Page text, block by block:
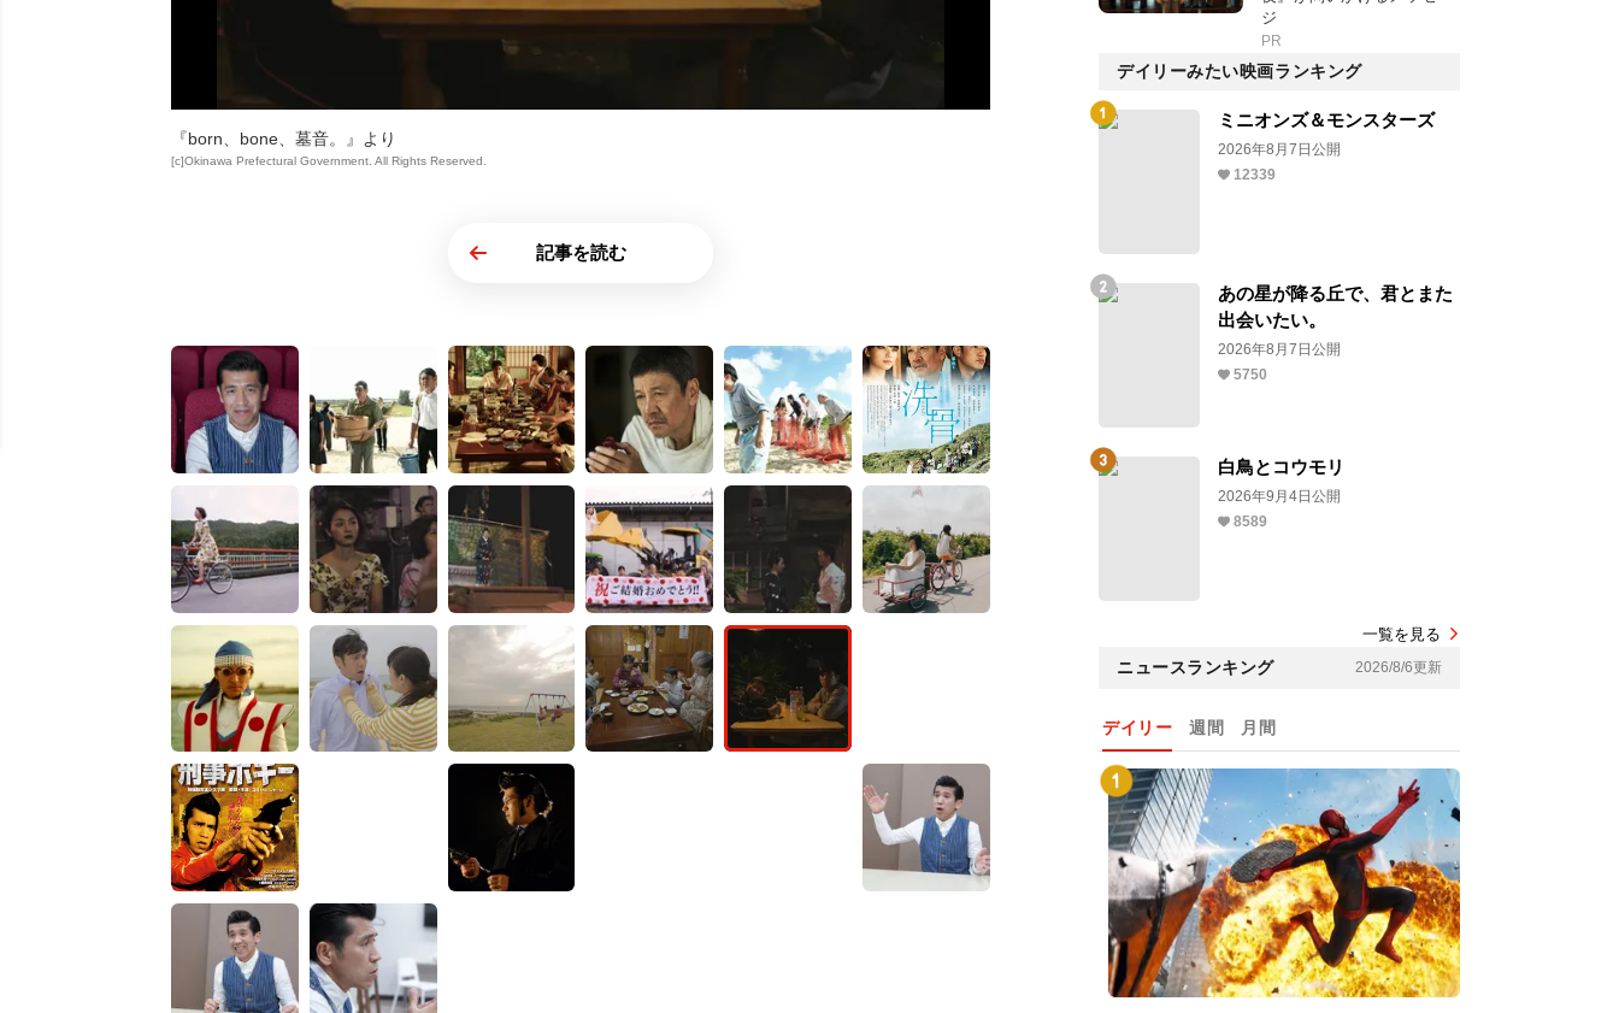
『born、bone、墓音。』より
[c]Okinawa Prefectural Government. All Rights Reserved.
記事を読む
ジ
PR
デイリーみたい映画ランキング
ミニオンズ＆モンスターズ
2026年8月7日公開
12339
あの星が降る丘で、君とまた
出会いたい。
2026年8月7日公開
5750
白鳥とコウモリ
2026年9月4日公開
8589
一覧を見る
ニュースランキング 2026/8/6更新
デイリー 週間 月間